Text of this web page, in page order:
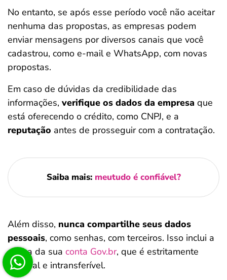
No entanto, se após esse período você não aceitar
nenhuma das propostas, as empresas podem
enviar mensagens por diversos canais que você
cadastrou, como e-mail e WhatsApp, com novas
propostas.
Em caso de dúvidas da credibilidade das
informações, verifique os dados da empresa que
está oferecendo o crédito, como CNPJ, e a
reputação antes de prosseguir com a contratação.
Saiba mais: meutudo é confiável?
Além disso, nunca compartilhe seus dados
pessoais, como senhas, com terceiros. Isso inclui a
senha da sua conta Gov.br, que é estritamente
pessoal e intransferível.